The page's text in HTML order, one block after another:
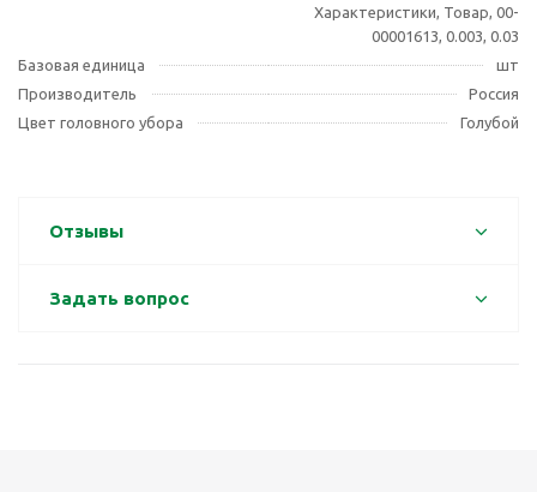
Характеристики, Товар, 00-
00001613, 0.003, 0.03
Базовая единица
шт
Производитель
Россия
Цвет головного убора
Голубой
Отзывы
Задать вопрос